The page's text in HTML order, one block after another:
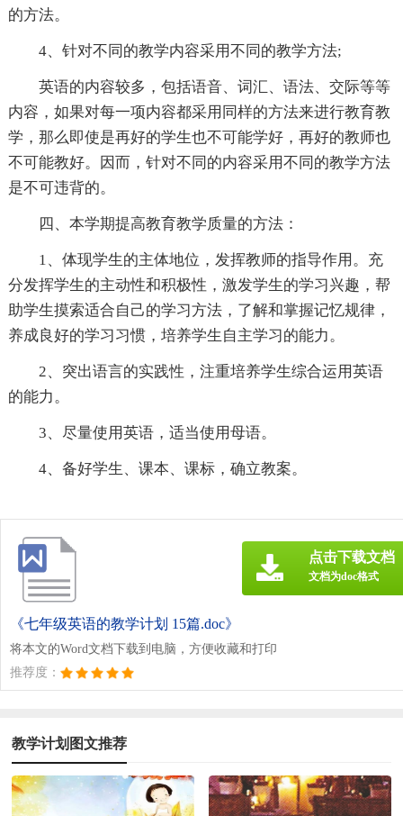
的方法。
4、针对不同的教学内容采用不同的教学方法;
英语的内容较多，包括语音、词汇、语法、交际等等
内容，如果对每一项内容都采用同样的方法来进行教育教
学，那么即使是再好的学生也不可能学好，再好的教师也
不可能教好。因而，针对不同的内容采用不同的教学方法
是不可违背的。
四、本学期提高教育教学质量的方法：
1、体现学生的主体地位，发挥教师的指导作用。充
分发挥学生的主动性和积极性，激发学生的学习兴趣，帮
助学生摸索适合自己的学习方法，了解和掌握记忆规律，
养成良好的学习习惯，培养学生自主学习的能力。
2、突出语言的实践性，注重培养学生综合运用英语
的能力。
3、尽量使用英语，适当使用母语。
4、备好学生、课本、课标，确立教案。
《七年级英语的教学计划 15篇.doc》
将本文的Word文档下载到电脑，方便收藏和打印
推荐度：
点击下载文档
文档为doc格式
教学计划图文推荐